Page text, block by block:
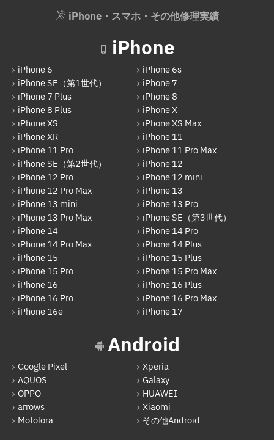
AppleWatchフロントパネル交換修理
Google Pixel
Xperia
Galaxy
OPPO
HUAWEI
arrows
Xiaomi
Motolora
その他Android
iPad
iPad Pro 12.9インチ（第6世代）
iPad Air（第1世代）
iPad mini（第2世代）
iPad mini（第4世代）
iPad Pro 12.9インチ（第1世代）
iPhone・スマホ・その他修理実績
iPhone
iPhone 6
iPhone 6s
iPhone SE（第1世代）
iPhone 7
iPhone 7 Plus
iPhone 8
iPhone 8 Plus
iPhone X
iPhone XS
iPhone XS Max
iPhone XR
iPhone 11
iPhone 11 Pro
iPhone 11 Pro Max
iPhone SE（第2世代）
iPhone 12
iPhone 12 Pro
iPhone 12 mini
iPhone 12 Pro Max
iPhone 13
iPhone 13 mini
iPhone 13 Pro
iPhone 13 Pro Max
iPhone SE（第3世代）
iPhone 14
iPhone 14 Pro
iPhone 14 Pro Max
iPhone 14 Plus
iPhone 15
iPhone 15 Plus
iPhone 15 Pro
iPhone 15 Pro Max
iPhone 16
iPhone 16 Plus
iPhone 16 Pro
iPhone 16 Pro Max
iPhone 16e
iPhone 17
Android
Google Pixel
Xperia
AQUOS
Galaxy
OPPO
HUAWEI
arrows
Xiaomi
Motolora
その他Android